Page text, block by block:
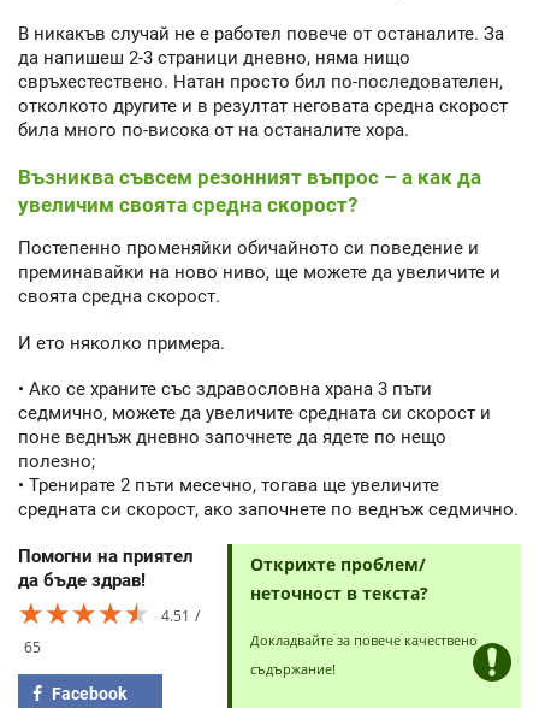
В никакъв случай не е работел повече от останалите. За
да напишеш 2-3 страници дневно, няма нищо
свръхестествено. Натан просто бил по-последователен,
отколкото другите и в резултат неговата средна скорост
била много по-висока от на останалите хора.
Възниква съвсем резонният въпрос – а как да
увеличим своята средна скорост?
Постепенно променяйки обичайното си поведение и
преминавайки на ново ниво, ще можете да увеличите и
своята средна скорост.
И ето няколко примера.
• Ако се храните със здравословна храна 3 пъти
седмично, можете да увеличите средната си скорост и
поне веднъж дневно започнете да ядете по нещо
полезно;
• Тренирате 2 пъти месечно, тогава ще увеличите
средната си скорост, ако започнете по веднъж седмично.
Помогни на приятел
да бъде здрав!
★★★★★
★★★★★
★★★★★
4.51
65
Facebook
Открихте проблем/
неточност в текста?
Докладвайте за повече качествено
съдържание!